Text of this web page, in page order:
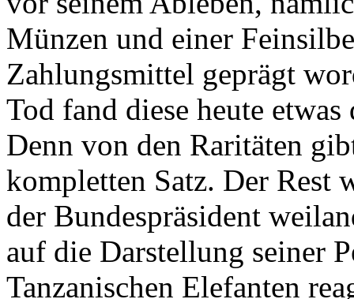
Münzen und einer
Zahlungsmittel geprägt
Tod fand diese heute
Denn von den Raritäten
kompletten Satz. Der Rest
der Bundespräsident
auf die Darstellung seiner
Tanzanischen Elefanten